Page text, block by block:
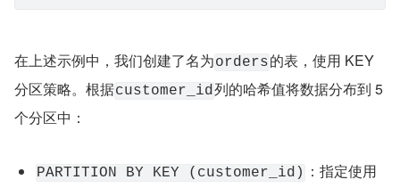
在上述示例中，我们创建了名为orders的表，使用 KEY
分区策略。根据customer_id列的哈希值将数据分布到 5
个分区中：
PARTITION BY KEY (customer_id)
：指定使用